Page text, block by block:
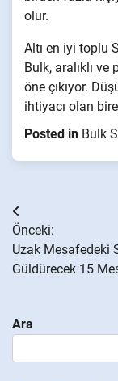
olur.
Altı en iyi toplu
Bulk, aralıklı
öne çıkıyor.
ihtiyacı olan
Posted in Bulk
Yazı
gezinmesi
Önceki:
Uzak Mesafedeki
Güldürecek 15
Ara